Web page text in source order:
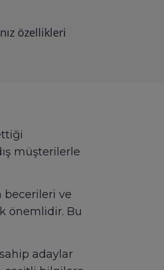
özellikleri
müşterilerle
becerileri ve
önemlidir. Bu
adaylar